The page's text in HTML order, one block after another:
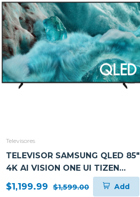
Televisores
TELEVISOR SAMSUNG QLED 85"
4K AI VISION ONE UI TIZEN
QN85Q7F
$1,199.99 $1,599.00 Add